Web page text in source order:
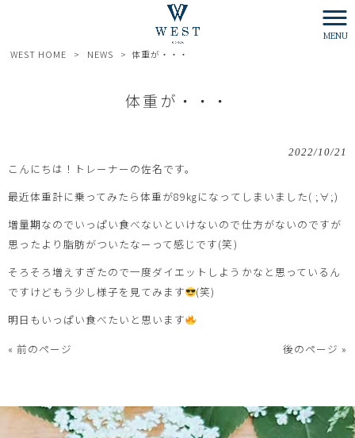
MENU
WEST HOME > NEWS > 体重が・・・
体重が・・・
2022/10/21
こんにちは！トレーナーの佐名です。
最近体重計に乗ってみたら体重が89㎏になってしまいました( ;∀;)
増量期なのでいっぱい食べないといけないので仕方がないのですが
思ったより脂肪がついたなーって感じです(笑)
そろそろ増えすぎたので一度ダイエットしようかなと思っているん
ですけどもう少し様子を見てみます
(笑)
明日もいっぱい食べたいと思います
« 前のページ
後のページ »